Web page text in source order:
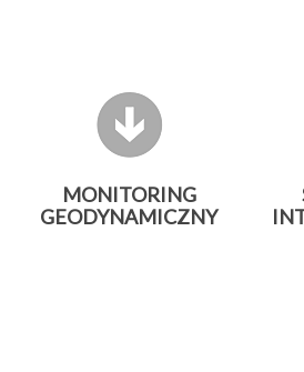
MONITORING
GEODYNAMICZNY